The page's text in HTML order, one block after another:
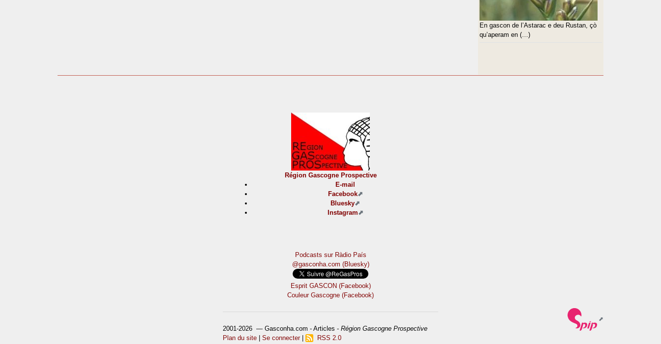
En gascon de l’Astarac e deu Rustan, çò
qu’aperam en (…)
Région Gascogne Prospective
E-mail
Facebook
Bluesky
Instagram
Podcasts sur Ràdio País
@gasconha.com (Bluesky)
Esprit GASCON (Facebook)
Couleur Gascogne (Facebook)
2001-2026 — Gasconha.com - Articles - Région Gascogne Prospective
Plan du site
Se connecter| RSS 2.0